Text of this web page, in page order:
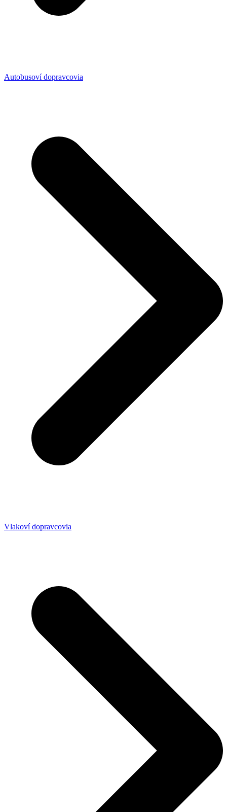
Autobusoví dopravcovia
Vlakoví dopravcovia